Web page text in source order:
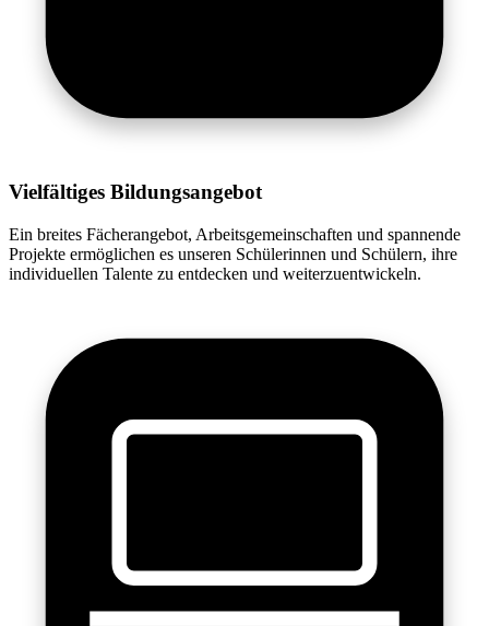
Vielfältiges Bildungsangebot
Ein breites Fächerangebot, Arbeitsgemeinschaften und spannende
Projekte ermöglichen es unseren Schülerinnen und Schülern, ihre
individuellen Talente zu entdecken und weiterzuentwickeln.